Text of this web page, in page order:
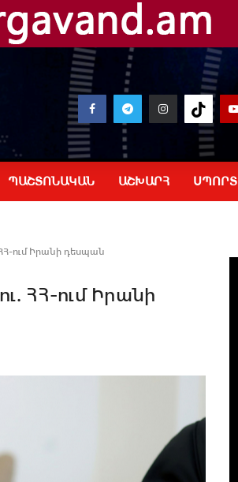
ՊԱՇՏՈՆԱԿԱՆ ԱՇԽԱՐՀ ՍՊՈՐՏ
ՀՀ-ում Իրանի դեսպան
ՀՀ-ում Իրանի